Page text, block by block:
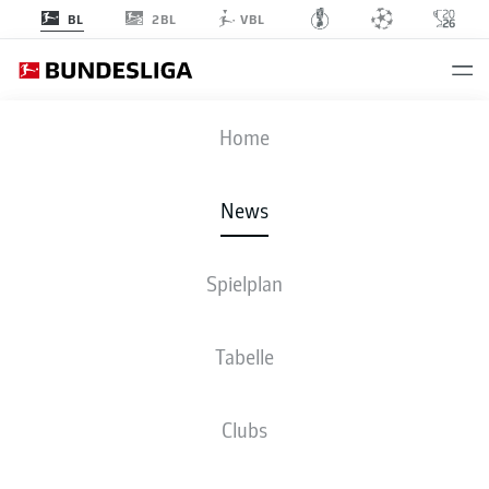
BL 2BL VBL
Home
News
Spielplan
Tabelle
Clubs